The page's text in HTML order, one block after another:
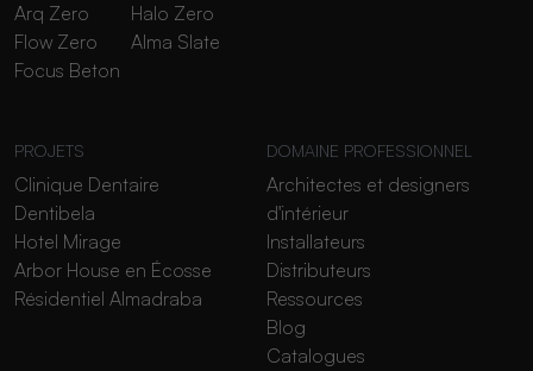
Arq Zero
Flow Zero
Focus Beton
Halo Zero
Alma Slate
PROJETS
Clinique Dentaire
Dentibela
Hotel Mirage
Arbor House en Écosse
Résidentiel Almadraba
DOMAINE PROFESSIONNEL
Architectes et designers
d'intérieur
Installateurs
Distributeurs
Ressources
Blog
Catalogues